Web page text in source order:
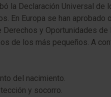
la Declaración Universal
En Europa se han
y Oportunidades
de los más pequeños. A
del nacimiento.
y socorro.